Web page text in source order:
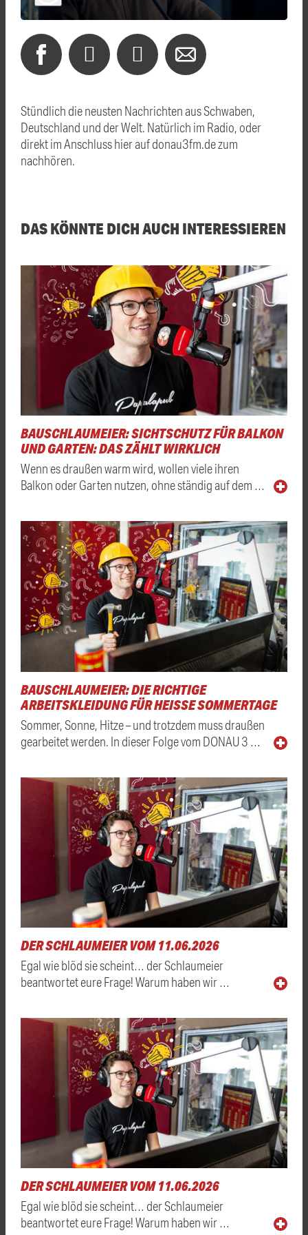
Stündlich die neusten Nachrichten aus Schwaben,
Deutschland und der Welt. Natürlich im Radio, oder
direkt im Anschluss hier auf donau3fm.de zum
nachhören.
DAS KÖNNTE DICH AUCH INTERESSIEREN
BAUSCHLAUMEIER: SICHTSCHUTZ FÜR BALKON
UND GARTEN: DAS ZÄHLT WIRKLICH
Wenn es draußen warm wird, wollen viele ihren
Balkon oder Garten nutzen, ohne ständig auf dem …
BAUSCHLAUMEIER: DIE RICHTIGE
ARBEITSKLEIDUNG FÜR HEISSE SOMMERTAGE
Sommer, Sonne, Hitze – und trotzdem muss draußen
gearbeitet werden. In dieser Folge vom DONAU 3 …
DER SCHLAUMEIER VOM 11.06.2026
Egal wie blöd sie scheint… der Schlaumeier
beantwortet eure Frage! Warum haben wir …
DER SCHLAUMEIER VOM 11.06.2026
Egal wie blöd sie scheint… der Schlaumeier
beantwortet eure Frage! Warum haben wir …